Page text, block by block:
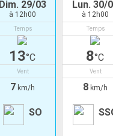
Dim. 29/03
à 12h00
Temps
13°C
Vent
7 km/h
SO
Lun. 30/
à 12h00
Temps
8°C
Vent
8km/h